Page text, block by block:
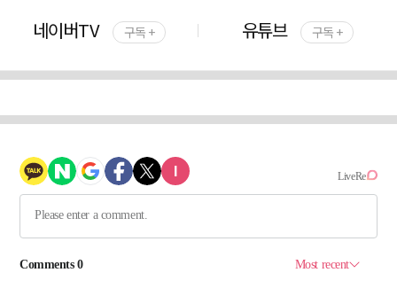
네이버TV 구독 + 유튜브 구독 +